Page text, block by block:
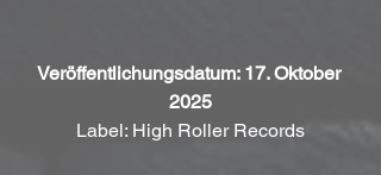
Veröffentlichungsdatum: 17. Oktober
2025
Label: High Roller Records